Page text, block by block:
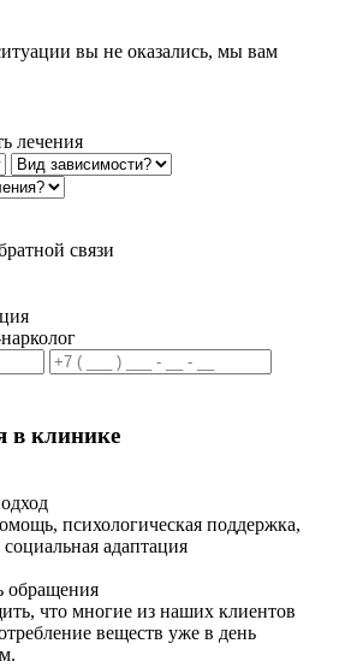
вы не оказались, мы вам
лечения
связи
в клинике
психологическая поддержка,
адаптация
обращения
что многие из наших клиентов
веществ уже в день